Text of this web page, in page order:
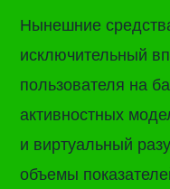
Нынешние
исключительный
пользователя на
активностных
и виртуальный
объемы